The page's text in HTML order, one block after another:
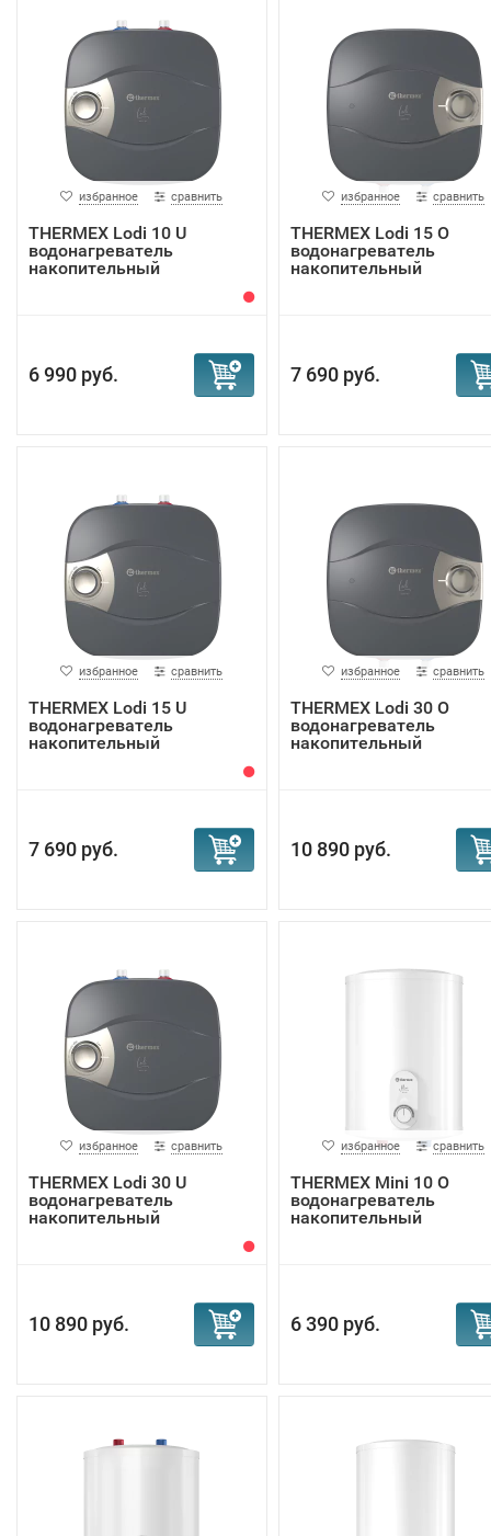
избранное сравнить
THERMEX Lodi 10 U
водонагреватель
накопительный
6 990 руб.
избранное сравнить
THERMEX Lodi 15 O
водонагреватель
накопительный
7 690 руб.
избранное сравнить
THERMEX Lodi 15 U
водонагреватель
накопительный
7 690 руб.
избранное сравнить
THERMEX Lodi 30 O
водонагреватель
накопительный
10 890 руб.
избранное сравнить
THERMEX Lodi 30 U
водонагреватель
накопительный
10 890 руб.
избранное сравнить
THERMEX Mini 10 O
водонагреватель
накопительный
6 390 руб.